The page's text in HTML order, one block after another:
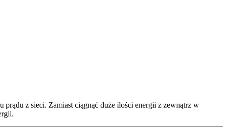
z sieci. Zamiast ciągnąć duże ilości energii z zewnątrz w